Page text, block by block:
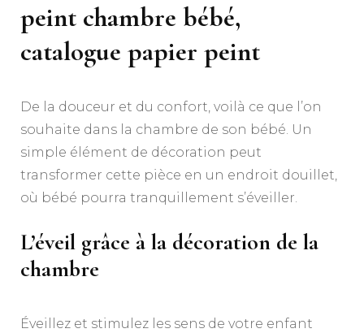
peint chambre bébé,
catalogue papier peint
De la douceur et du confort, voilà ce que l’on
souhaite dans la chambre de son bébé. Un
simple élément de décoration peut
transformer cette pièce en un endroit douillet,
où bébé pourra tranquillement s’éveiller.
L’éveil grâce à la décoration de la
chambre
Éveillez et stimulez les sens de votre enfant